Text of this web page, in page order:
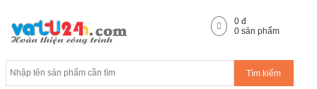
Tìm kiếm
0 đ
0 sản phẩm